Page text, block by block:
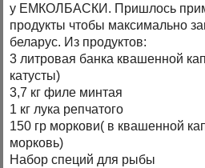
у ЕМКОЛБАСКИ. Пришлось
продукты чтобы максимально
беларус. Из продуктов:
3 литровая банка квашенной
катусты)
3,7 кг филе минтая
1 кг лука репчатого
150 гр моркови( в квашенной
морковь)
Набор специй для рыбы